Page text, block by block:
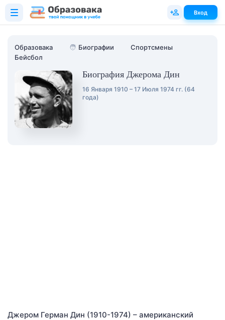
Образовака 🧑 Биографии
Спортсмены
Бейсбол
Биография Джерома Дин
16 Января 1910 – 17 Июля 1974 гг. (64
года)
Джером Герман Дин (1910-1974) – американский
Вход